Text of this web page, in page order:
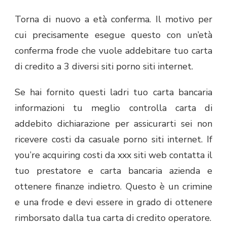
Torna di nuovo a età conferma. Il motivo per
cui precisamente esegue questo con un’età
conferma frode che vuole addebitare tuo carta
di credito a 3 diversi siti porno siti internet.
Se hai fornito questi ladri tuo carta bancaria
informazioni tu meglio controlla carta di
addebito dichiarazione per assicurarti sei non
ricevere costi da casuale porno siti internet. If
you’re acquiring costi da xxx siti web contatta il
tuo prestatore e carta bancaria azienda e
ottenere finanze indietro. Questo è un crimine
e una frode e devi essere in grado di ottenere
rimborsato dalla tua carta di credito operatore.